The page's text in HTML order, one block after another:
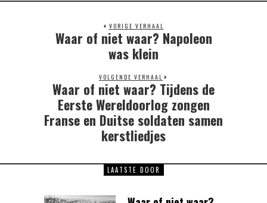
VORIGE VERHAAL
Previous
post:
Waar of niet waar? Napoleon
was klein
VOLGENDE VERHAAL
Next
post:
Waar of niet waar? Tijdens de
Eerste Wereldoorlog zongen
Franse en Duitse soldaten samen
kerstliedjes
LAATSTE DOOR